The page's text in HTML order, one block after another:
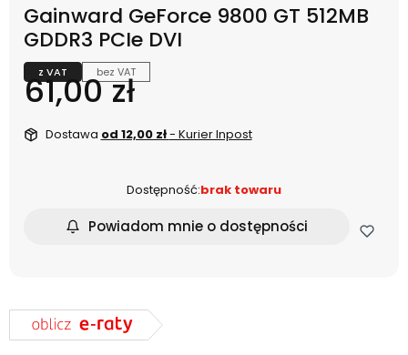
Gainward GeForce 9800 GT 512MB
GDDR3 PCIe DVI
z VAT bez VAT
Cena
61,00 zł
Dostawa od 12,00 zł- Kurier Inpost
Dostępność:brak towaru
Powiadom mnie o dostępności